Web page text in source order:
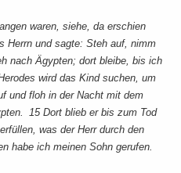
waren, siehe, da erschien
Herrn und sagte: Steh auf, nimm
nach Ägypten; dort bleibe, bis ich
wird das Kind suchen, um
und floh in der Nacht mit dem
15 Dort blieb er bis zum Tod
was der Herr durch den
habe ich meinen Sohn gerufen.